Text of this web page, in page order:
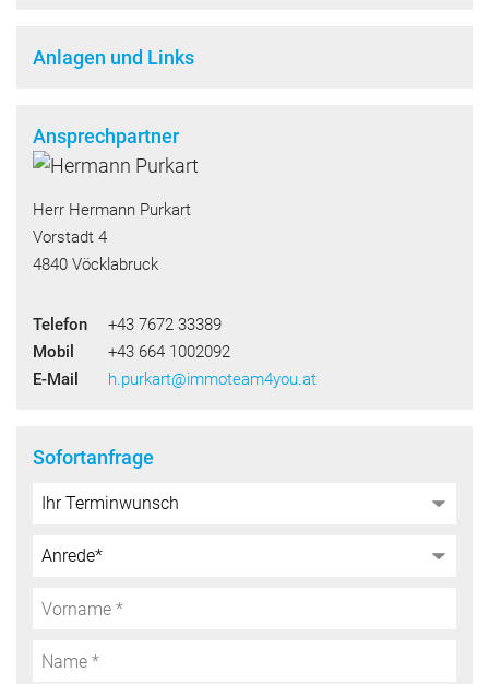
Anlagen und Links
Ansprechpartner
Herr Hermann Purkart
Vorstadt 4
4840 Vöcklabruck
Telefon
+43 7672 33389
Mobil
+43 664 1002092
E-Mail
h.purkart@immoteam4you.at
Sofortanfrage